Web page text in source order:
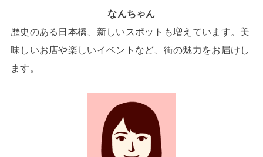
なんちゃん
歴史のある日本橋、新しいスポットも増えています。美
味しいお店や楽しいイベントなど、街の魅力をお届けし
ます。